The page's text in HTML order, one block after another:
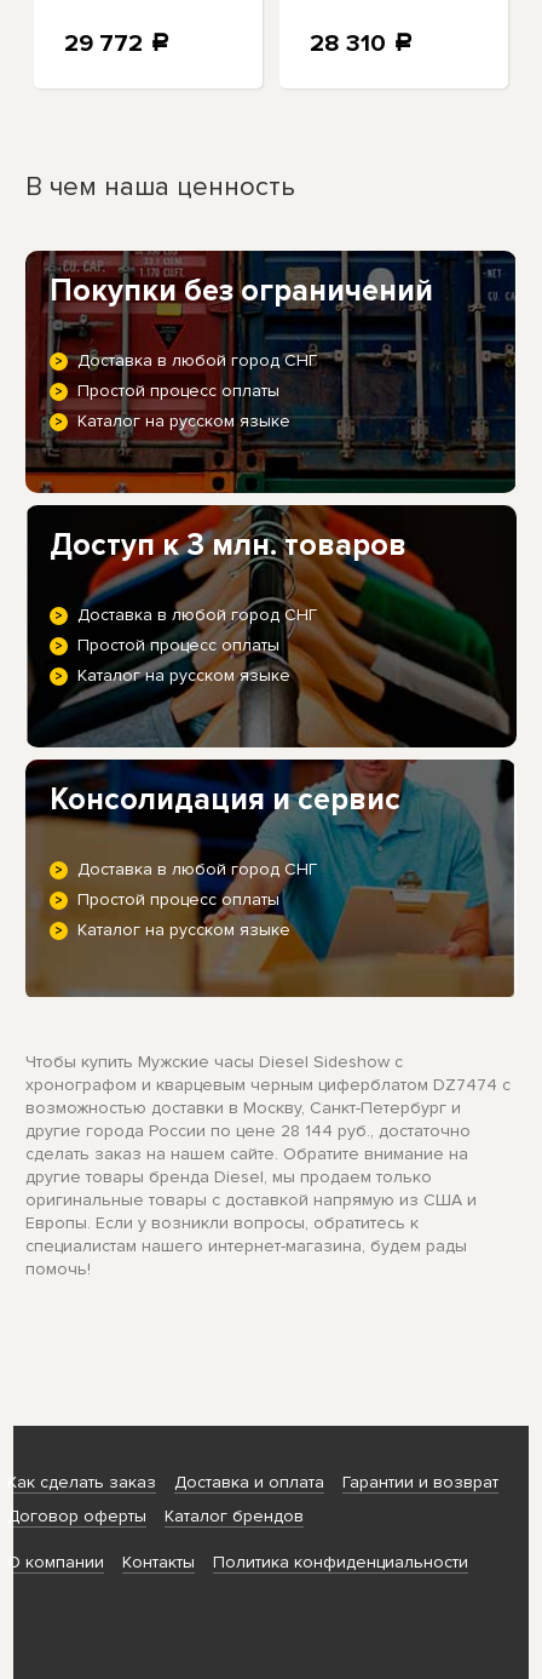
Band
29 772 a
Синий Черный
нейлоновый
28 310 a
В чем наша ценность
Покупки без ограничений
Доставка в любой город СНГ
Простой процесс оплаты
Каталог на русском языке
Доступ к 3 млн. товаров
Доставка в любой город СНГ
Простой процесс оплаты
Каталог на русском языке
Консолидация и сервис
Доставка в любой город СНГ
Простой процесс оплаты
Каталог на русском языке
Чтобы купить Мужские часы Diesel Sideshow с
хронографом и кварцевым черным циферблатом DZ7474 с
возможностью доставки в Москву, Санкт-Петербург и
другие города России по цене 28 144 руб., достаточно
сделать заказ на нашем сайте. Обратите внимание на
другие товары бренда Diesel, мы продаем только
оригинальные товары с доставкой напрямую из США и
Европы. Если у возникли вопросы, обратитесь к
специалистам нашего интернет-магазина, будем рады
помочь!
Как сделать заказ Доставка и оплата
Гарантии и возврат
Договор оферты
Каталог брендов
О компании Контакты Политика конфиденциальности